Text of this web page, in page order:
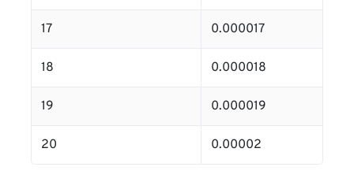
17 0.000017
18 0.000018
19 0.000019
20 0.00002